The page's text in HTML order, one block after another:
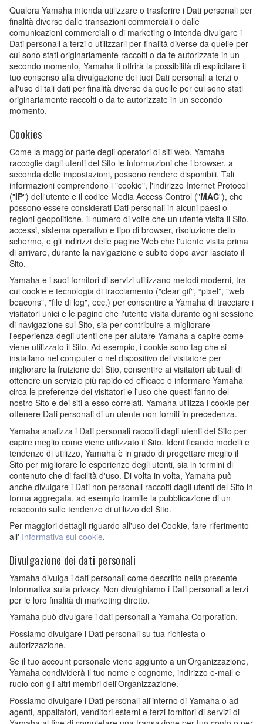
Qualora Yamaha intenda utilizzare o trasferire i Dati personali per
finalità diverse dalle transazioni commerciali o dalle
comunicazioni commerciali o di marketing o intenda divulgare i
Dati personali a terzi o utilizzarli per finalità diverse da quelle per
cui sono stati originariamente raccolti o da te autorizzate in un
secondo momento, Yamaha ti offrirà la possibilità di esplicitare il
tuo consenso alla divulgazione dei tuoi Dati personali a terzi o
all'uso di tali dati per finalità diverse da quelle per cui sono stati
originariamente raccolti o da te autorizzate in un secondo
momento.
Cookies
Come la maggior parte degli operatori di siti web, Yamaha
raccoglie dagli utenti del Sito le informazioni che i browser, a
seconda delle impostazioni, possono rendere disponibili. Tali
informazioni comprendono i "cookie", l'indirizzo Internet Protocol
("IP") dell'utente e il codice Media Access Control ("MAC"), che
possono essere considerati Dati personali in alcuni paesi o
regioni geopolitiche, il numero di volte che un utente visita il Sito,
accessi, sistema operativo e tipo di browser, risoluzione dello
schermo, e gli indirizzi delle pagine Web che l'utente visita prima
di arrivare, durante la navigazione e subito dopo aver lasciato il
Sito.
Yamaha e i suoi fornitori di servizi utilizzano metodi moderni, tra
cui cookie e tecnologia di tracciamento ("clear gif", “pixel”, "web
beacons", "file di log", ecc.) per consentire a Yamaha di tracciare i
visitatori unici e le pagine che l'utente visita durante ogni sessione
di navigazione sul Sito, sia per contribuire a migliorare
l'esperienza degli utenti che per aiutare Yamaha a capire come
viene utilizzato il Sito. Ad esempio, i cookie sono tag che si
installano nel computer o nel dispositivo del visitatore per
migliorare la fruizione del Sito, consentire ai visitatori abituali di
ottenere un servizio più rapido ed efficace o informare Yamaha
circa le preferenze dei visitatori e l'uso che questi fanno del
nostro Sito e dei siti a esso correlati. Yamaha utilizza i cookie per
ottenere Dati personali di un utente non forniti in precedenza.
Yamaha analizza i Dati personali raccolti dagli utenti del Sito per
capire meglio come viene utilizzato il Sito. Identificando modelli e
tendenze di utilizzo, Yamaha è in grado di progettare meglio il
Sito per migliorare le esperienze degli utenti, sia in termini di
contenuto che di facilità d'uso. Di volta in volta, Yamaha può
anche divulgare i Dati non personali raccolti dagli utenti del Sito in
forma aggregata, ad esempio tramite la pubblicazione di un
resoconto sulle tendenze di utilizzo del Sito.
Per maggiori dettagli riguardo all'uso dei Cookie, fare riferimento
all' Informativa sui cookie.
Divulgazione dei dati personali
Yamaha divulga i dati personali come descritto nella presente
Informativa sulla privacy. Non divulghiamo i Dati personali a terzi
per le loro finalità di marketing diretto.
Yamaha può divulgare i dati personali a Yamaha Corporation.
Possiamo divulgare i Dati personali su tua richiesta o
autorizzazione.
Se il tuo account personale viene aggiunto a un'Organizzazione,
Yamaha condividerà il tuo nome e cognome, indirizzo e-mail e
ruolo con gli altri membri dell'Organizzazione.
Possiamo divulgare i Dati personali all'interno di Yamaha o ad
agenti, appaltatori, venditori esterni e terzi fornitori di servizi di